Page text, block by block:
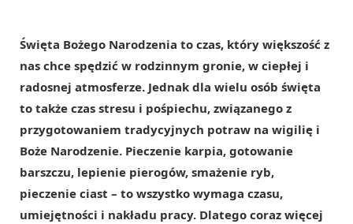
Święta Bożego Narodzenia to czas, który większość z
nas chce spędzić w rodzinnym gronie, w ciepłej i
radosnej atmosferze. Jednak dla wielu osób święta
to także czas stresu i pośpiechu, związanego z
przygotowaniem tradycyjnych potraw na wigilię i
Boże Narodzenie. Pieczenie karpia, gotowanie
barszczu, lepienie pierogów, smażenie ryb,
pieczenie ciast – to wszystko wymaga czasu,
umiejętności i nakładu pracy. Dlatego coraz więcej